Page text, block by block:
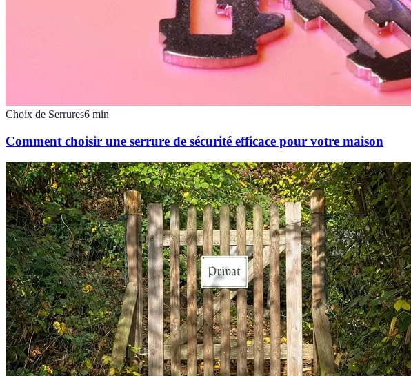
Choix de Serrures6 min
Comment choisir une serrure de sécurité efficace pour votre maison